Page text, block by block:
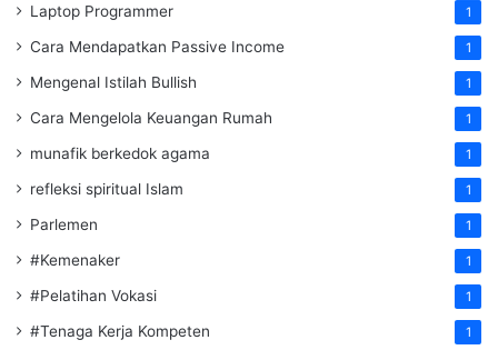
Laptop Programmer 1
Cara Mendapatkan Passive Income 1
Mengenal Istilah Bullish 1
Cara Mengelola Keuangan Rumah 1
munafik berkedok agama 1
refleksi spiritual Islam 1
Parlemen 1
#Kemenaker 1
#Pelatihan Vokasi 1
#Tenaga Kerja Kompeten 1